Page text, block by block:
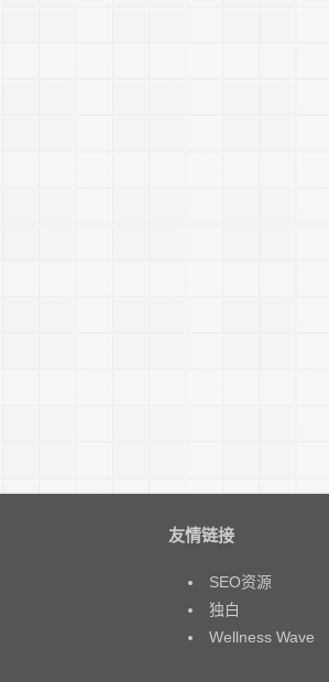
友情链接
SEO资源
独白
Wellness Wave